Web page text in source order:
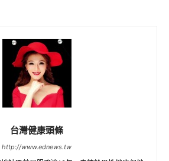
台灣健康頭條
http://www.ednews.tw